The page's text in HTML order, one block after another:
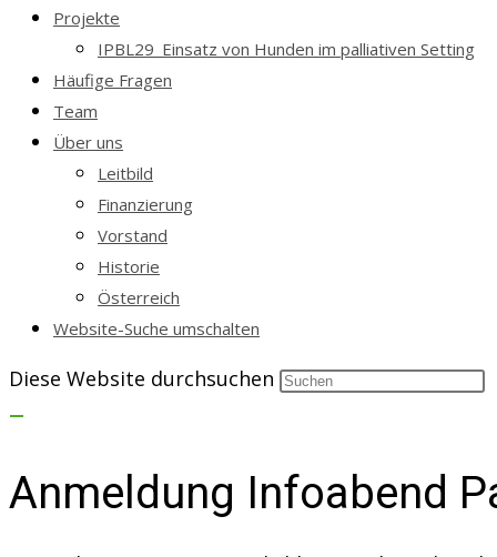
Projekte
IPBL29_Einsatz von Hunden im palliativen Setting
Häufige Fragen
Team
Über uns
Leitbild
Finanzierung
Vorstand
Historie
Österreich
Website-Suche umschalten
Diese Website durchsuchen
Anmeldung Infoabend